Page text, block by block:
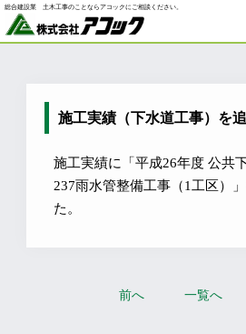
総合建設業 ⼟⽊⼯事のことならアコックにご相談ください。
施工実績（下水道工事）を
施工実績に「平成26年度 公共
237雨水管整備工事（1工区）
た。
前へ 一覧へ